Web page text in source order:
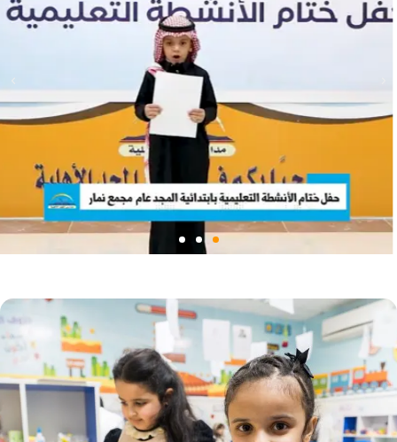
الأطباء، والمهندسون، والضباط، والمعلمون، يشار إليهم بالبنان
في جميع مناحي الحياة، ويعتزون في اجتماعاتهم وخلواتهم
بمدارس المجد مثمِّنين ما قدمتُهُ لهم.. لقد غرستُ غرسًا مباركًا